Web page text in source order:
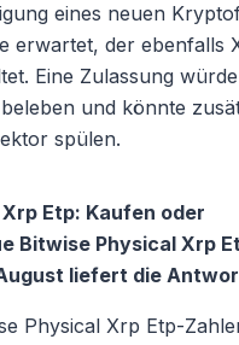
eines neuen
erwartet, der ebenfalls
Eine Zulassung
und könnte
spülen.
Etp: Kaufen oder
Bitwise Physical Xrp
liefert die
Physical Xrp Etp-